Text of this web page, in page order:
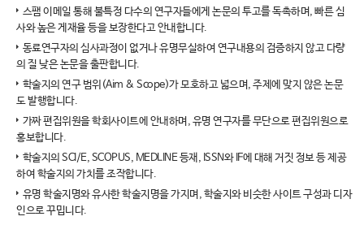
스팸 이메일 통해 불특정 다수의 연구자들에게 논문의 투고를 독촉하며, 빠른 심
사와 높은 게재율 등을 보장한다고 안내합니다.
동료연구자의 심사과정이 없거나 유명무실하여 연구내용의 검증하지 않고 다량
의 질 낮은 논문을 출판합니다.
학술지의 연구 범위(Aim & Scope)가 모호하고 넓으며, 주제에 맞지 않은 논문
도 발행합니다.
가짜 편집위원을 학회사이트에 안내하며, 유명 연구자를 무단으로 편집위원으로
홍보합니다.
학술지의 SCI/E, SCOPUS, MEDLINE 등재, ISSN와 IF에 대해 거짓 정보 등 제공
하여 학술지의 가치를 조작합니다.
유명 학술지명와 유사한 학술지명을 가지며, 학술지와 비슷한 사이트 구성과 디자
인으로 꾸밉니다.